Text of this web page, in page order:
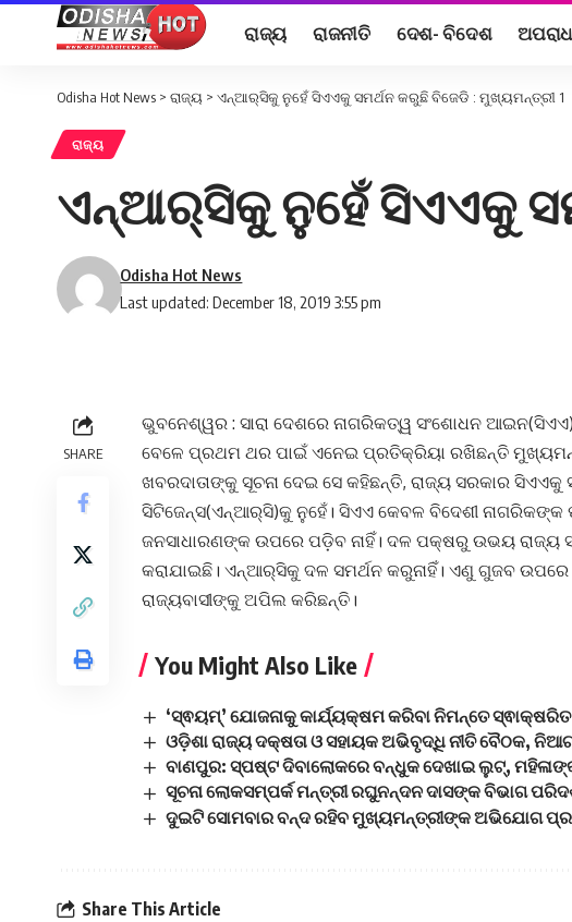
ରାଜ୍ୟ ରାଜନୀତି ଦେଶ- ବିଦେଶ ଅପରାଧ
Odisha Hot News > ରାଜ୍ୟ > ଏନ୍‌ଆର୍‌ସିକୁ ନୁହେଁ ସିଏଏକୁ ସମର୍ଥନ କରୁଛି ବିଜେଡି : ମୁଖ୍ୟମନ୍ତ୍ରୀ 1
ରାଜ୍ୟ
ଏନ୍‌ଆର୍‌ସିକୁ ନୁହେଁ ସିଏଏକୁ
Last updated: December 18, 2019 3:55 pm
Odisha Hot News
SHARE
ଭୁବନେଶ୍ୱର : ସାରା ଦେଶରେ ନାଗରିକତ୍ୱ ସଂଶୋଧନ
ବେଳେ ପ୍ରଥମ ଥର ପାଇଁ ଏନେଇ ପ୍ରତିକ୍ରିୟା ରଖିଛନ୍ତି
ଖବରଦାତାଙ୍କୁ ସୂଚନା ଦେଇ ସେ କହିଛନ୍ତି, ରାଜ୍ୟ ସରକାର
ସିଟିଜେନ୍ସ(ଏନ୍‌ଆର୍‌ସି)କୁ ନୁହେଁ। ସିଏଏ କେବଳ ବିଦେଶୀ ନାଗରିକଙ୍କ
ଜନସାଧାରଣଙ୍କ ଉପରେ ପଡ଼ିବ ନାହିଁ। ଦଳ ପକ୍ଷରୁ ଉଭୟ ରାଜ୍ୟ
କରାଯାଇଛି। ଏନ୍‌ଆର୍‌ସିକୁ ଦଳ ସମର୍ଥନ କରୁନାହିଁ। ଏଣୁ ଗୁଜବ
ରାଜ୍ୟବାସୀଙ୍କୁ ଅପିଲ କରିଛନ୍ତି।
You Might Also Like
‘ସ୍ଵୟମ୍’ ଯୋଜନାକୁ କାର୍ଯ୍ୟକ୍ଷମ କରିବା ନିମନ୍ତେ ସ୍ଵାକ୍ଷରିତ
ଓଡ଼ିଶା ରାଜ୍ୟ ଦକ୍ଷତା ଓ ସହାୟକ ଅଭିବୃଦ୍ଧି ନୀତି ବୈଠକ,
ବାଣପୁର: ସ୍ପଷ୍ଟ ଦିବାଲୋକରେ ବନ୍ଧୁକ ଦେଖାଇ ଲୁଟ୍,
ସୂଚନା ଲୋକସମ୍ପର୍କ ମନ୍ତ୍ରୀ ରଘୁନନ୍ଦନ ଦାସଙ୍କ ବିଭାଗ
ଦୁଇଟି ସୋମବାର ବନ୍ଦ ରହିବ ମୁଖ୍ୟମନ୍ତ୍ରୀଙ୍କ ଅଭିଯୋଗ
Share This Article